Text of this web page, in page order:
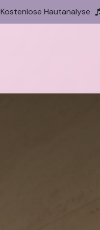
Kostenlose Hautanalyse